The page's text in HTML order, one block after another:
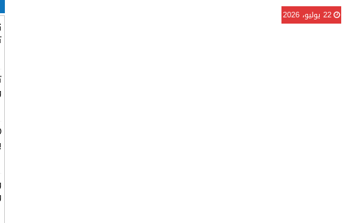
22 يوليو، 2026